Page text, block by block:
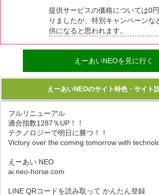
提供サービスの価格については0
りましたが、特別キャンペーンな
供になると思われます。
えーあいNEOを見に行く
えーあいNEOのサイト特色・サイト
フルリニューアル
適合指数1287％UP！！
テクノロジーで明日に勝つ！！
Victory over the coming tomorrow with
えーあい NEO
ai.neo-horse.com
LINE QRコードを読み取って かんたん登録